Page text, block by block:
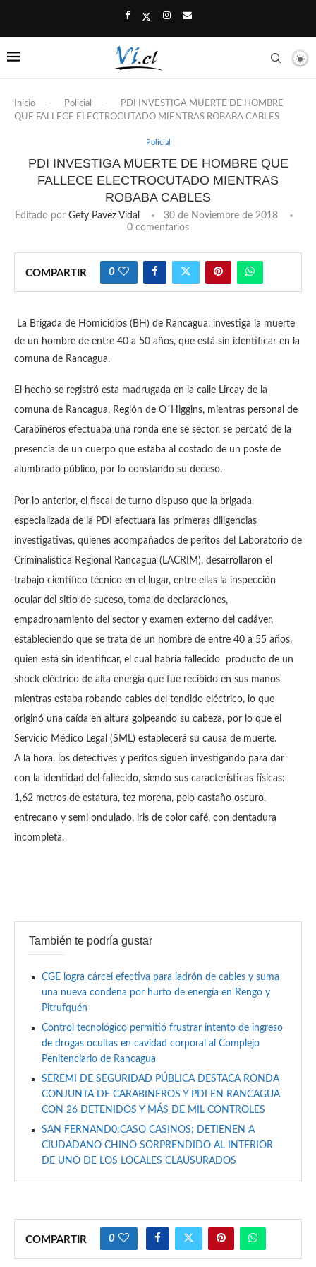
Inicio - Policial -
PDI INVESTIGA MUERTE DE HOMBRE
QUE FALLECE ELECTROCUTADO MIENTRAS ROBABA CABLES
Policial
PDI INVESTIGA MUERTE DE HOMBRE QUE
FALLECE ELECTROCUTADO MIENTRAS
ROBABA CABLES
Editado por Gety Pavez Vidal
30 de Noviembre de 2018
0 comentarios
COMPARTIR 0
La Brigada de Homicidios (BH) de Rancagua, investiga la muerte
de un hombre de entre 40 a 50 años, que está sin identificar en la
comuna de Rancagua.
El hecho se registró esta madrugada en la calle Lircay de la
comuna de Rancagua, Región de O´Higgins, mientras personal de
Carabineros efectuaba una ronda ene se sector, se percató de la
presencia de un cuerpo que estaba al costado de un poste de
alumbrado público, por lo constando su deceso.
Por lo anterior, el fiscal de turno dispuso que la brigada
especializada de la PDI efectuara las primeras diligencias
investigativas, quienes acompañados de peritos del Laboratorio de
Criminalística Regional Rancagua (LACRIM), desarrollaron el
trabajo científico técnico en el lugar, entre ellas la inspección
ocular del sitio de suceso, toma de declaraciones,
empadronamiento del sector y examen externo del cadáver,
estableciendo que se trata de un hombre de entre 40 a 55 años,
quien está sin identificar, el cual habría fallecido producto de un
shock eléctrico de alta energía que fue recibido en sus manos
mientras estaba robando cables del tendido eléctrico, lo que
originó una caída en altura golpeando su cabeza, por lo que el
Servicio Médico Legal (SML) establecerá su causa de muerte.
A la hora, los detectives y peritos siguen investigando para dar
con la identidad del fallecido, siendo sus características físicas:
1,62 metros de estatura, tez morena, pelo castaño oscuro,
entrecano y semi ondulado, iris de color café, con dentadura
incompleta.
También te podría gustar
CGE logra cárcel efectiva para ladrón de cables y suma
una nueva condena por hurto de energía en Rengo y
Pitrufquén
Control tecnológico permitió frustrar intento de ingreso
de drogas ocultas en cavidad corporal al Complejo
Penitenciario de Rancagua
SEREMI DE SEGURIDAD PÚBLICA DESTACA RONDA
CONJUNTA DE CARABINEROS Y PDI EN RANCAGUA
CON 26 DETENIDOS Y MÁS DE MIL CONTROLES
SAN FERNAND0:CASO CASINOS; DETIENEN A
CIUDADANO CHINO SORPRENDIDO AL INTERIOR
DE UNO DE LOS LOCALES CLAUSURADOS
COMPARTIR 0